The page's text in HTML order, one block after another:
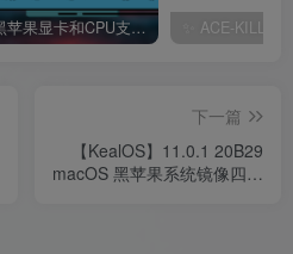
黑苹果显卡和CPU支持情况以及购买硬件防踩坑指南
下一篇
【KealOS】11.0.1 20B29
macOS 黑苹果系统镜像四叶